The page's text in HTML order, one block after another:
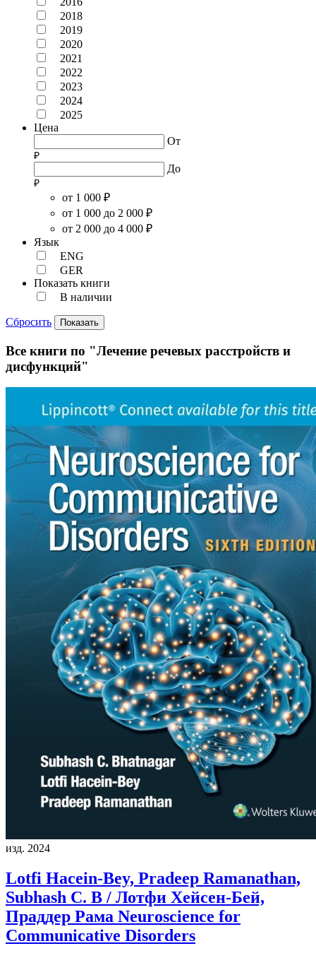
2018
2019
2020
2021
2022
2023
2024
2025
Цена
От
До
от 1 000 ₽
от 1 000 до 2 000 ₽
от 2 000 до 4 000 ₽
Язык
ENG
GER
Показать книги
В наличии
Сбросить Показать
Все книги по "Лечение речевых расстройств и
дисфункций"
изд. 2024
Lotfi Hacein-Bey, Pradeep Ramanathan,
Subhash C. B / Лотфи Хейсен-Бей,
Праддер Рама Neuroscience for
Communicative Disorders